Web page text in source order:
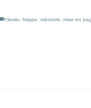
clavier, frappe mémoire mise en